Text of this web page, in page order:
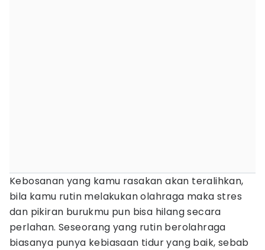
Kebosanan yang kamu rasakan akan teralihkan,
bila kamu rutin melakukan olahraga maka stres
dan pikiran burukmu pun bisa hilang secara
perlahan. Seseorang yang rutin berolahraga
biasanya punya kebiasaan tidur yang baik, sebab